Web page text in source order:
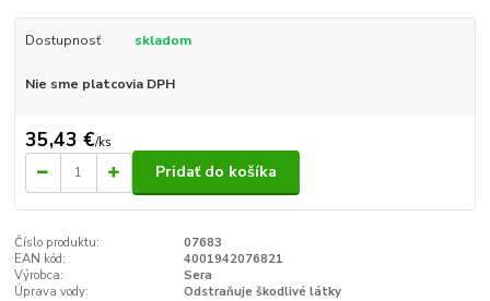
Dostupnosť skladom
Nie sme platcovia DPH
35,43 €/ks
Pridať do košíka
Číslo produktu:
07683
EAN kód:
4001942076821
Výrobca:
Sera
Úprava vody:
Odstraňuje škodlivé látky